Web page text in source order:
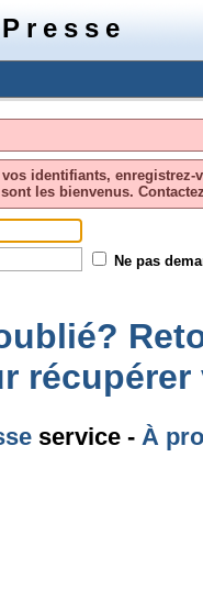
identifiants,
les bienvenus.
Ne pas
service - À